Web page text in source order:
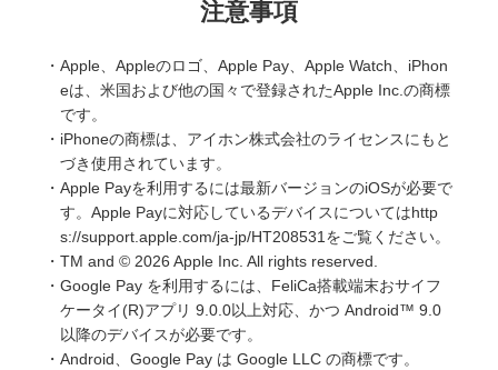
注意事項
・Apple、Appleのロゴ、Apple Pay、Apple Watch、iPhon
eは、米国および他の国々で登録されたApple Inc.の商標
です。
・iPhoneの商標は、アイホン株式会社のライセンスにもと
づき使用されています。
・Apple Payを利用するには最新バージョンのiOSが必要で
す。Apple Payに対応しているデバイスについてはhttp
s://support.apple.com/ja-jp/HT208531をご覧ください。
・TM and © 2026 Apple Inc. All rights reserved.
・Google Pay を利用するには、FeliCa搭載端末おサイフ
ケータイ(R)アプリ 9.0.0以上対応、かつ Android™︎ 9.0
以降のデバイスが必要です。
・Android、Google Pay は Google LLC の商標です。